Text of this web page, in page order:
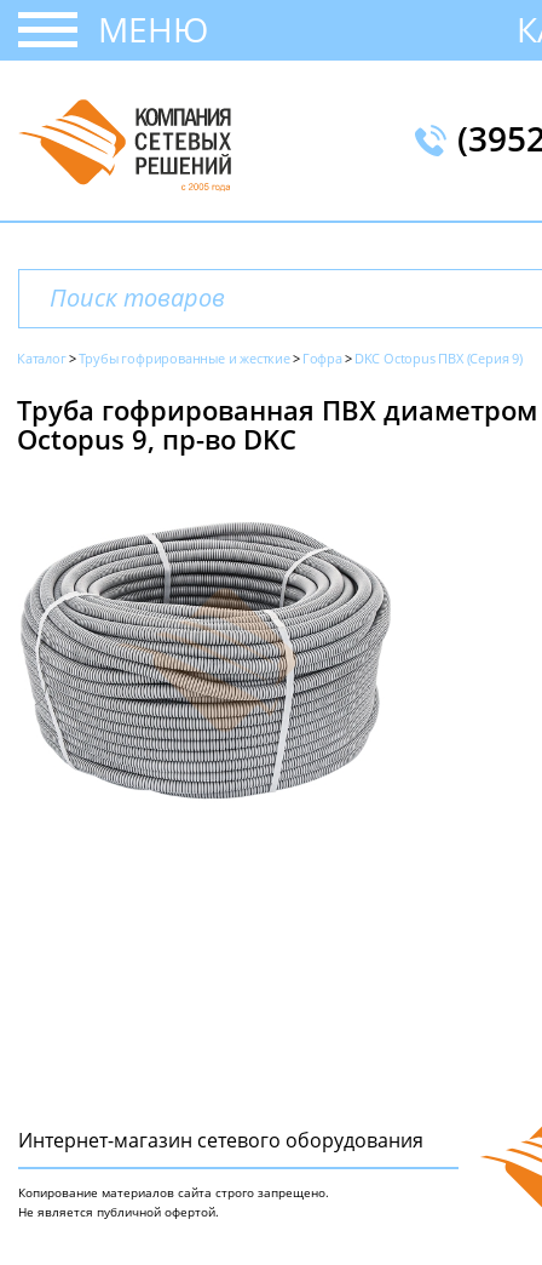
МЕНЮ
Каталог Трубы гофрированные и жесткие Гофра DKC Octopus ПВХ (Серия 9)
Труба гофрированная ПВХ
Octopus 9, пр-во DKC
Интернет-магазин сетeвого оборудования
Копирование материалов сайта строго запрещено.
Не является публичной офертой.